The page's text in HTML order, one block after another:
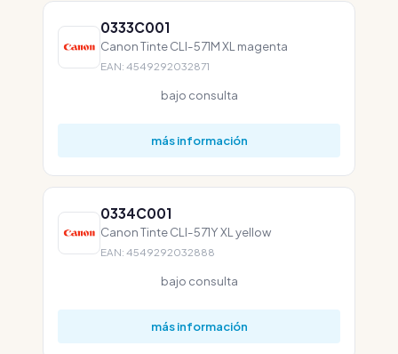
0333C001
Canon Tinte CLI-571M XL magenta
EAN: 4549292032871
bajo consulta
más información
0334C001
Canon Tinte CLI-571Y XL yellow
EAN: 4549292032888
bajo consulta
más información